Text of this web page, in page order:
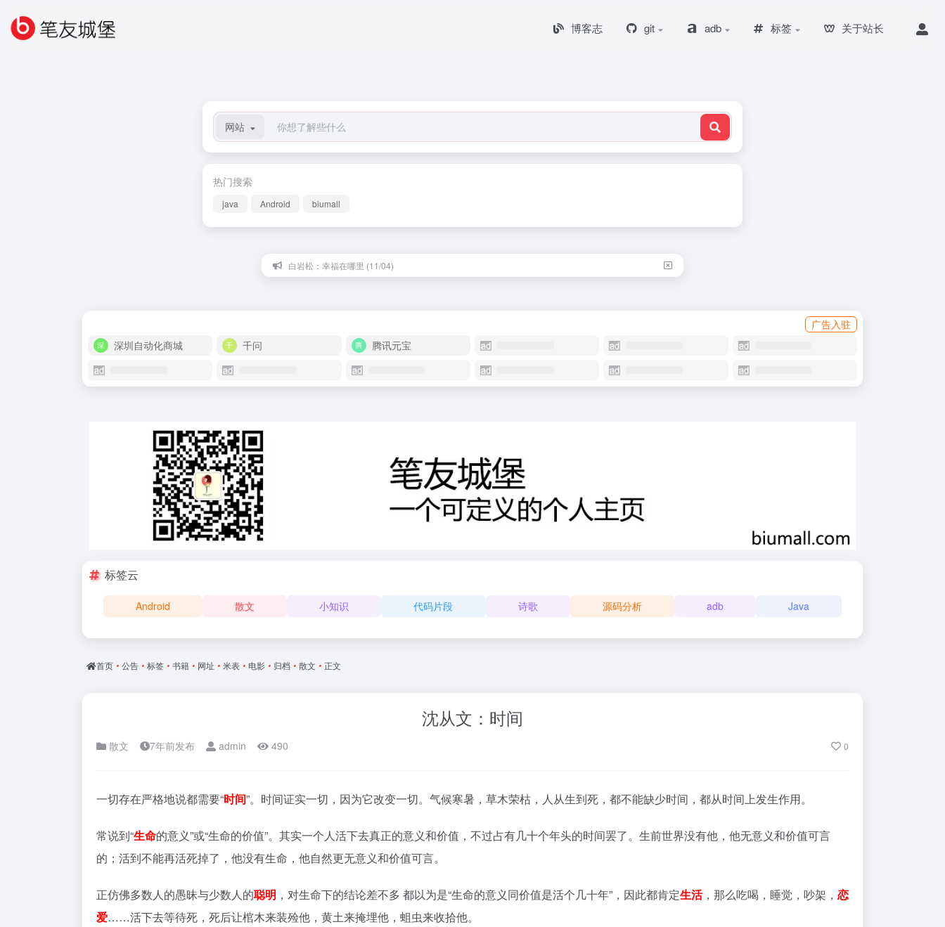
博客志 git adb 标签 关于站长
网站
热门搜索
java Android biumall
白岩松：幸福在哪里 (11/04)
广告入驻
深圳自动化商城
千问 腾讯元宝
标签云
Android 散文 小知识 代码片段 诗歌 源码分析 adb Java
首页 • 公告 • 标签 • 书籍 • 网址 • 米表 • 电影 • 归档 • 散文 • 正文
沈从文：时间
散文 7年前发布 admin 490 0
一切存在严格地说都需要“时间”。时间证实一切，因为它改变一切。气候寒暑，草木荣枯，人从生到死，都不能缺少时间，都从时间上发生作用。
常说到“生命的意义”或“生命的价值”。其实一个人活下去真正的意义和价值，不过占有几十个年头的时间罢了。生前世界没有他，他无意义和价值可言
的；活到不能再活死掉了，他没有生命，他自然更无意义和价值可言。
正仿佛多数人的愚昧与少数人的聪明 ，对生命下的结论差不多 都以为是“生命的意义同价值是活个几十年”，因此都肯定生活，那么吃喝，睡觉，吵架， 恋
爱……活下去等待死，死后让棺木来装殓他，黄土来掩埋他，蛆虫来收拾他。